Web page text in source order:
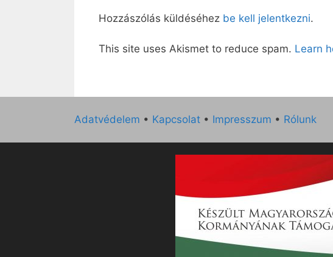
Hozzászólás küldéséhez be kell jelentkezni.
This site uses Akismet to reduce spam. Learn
Adatvédelem • Kapcsolat • Impresszum • Rólunk